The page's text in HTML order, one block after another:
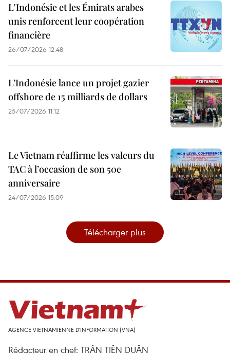
L'Indonésie et les Émirats arabes
unis renforcent leur coopération
financière
26/07/2026 12:48
L’Indonésie lance un projet gazier
offshore de 15 milliards de dollars
25/07/2026 11:12
Le Vietnam réaffirme les valeurs du
TAC à l’occasion de son 50e
anniversaire
24/07/2026 15:09
Télécharger plus
AGENCE VIETNAMIENNE D'INFORMATION (VNA)
Rédacteur en chef: TRÂN TIÊN DUÂN